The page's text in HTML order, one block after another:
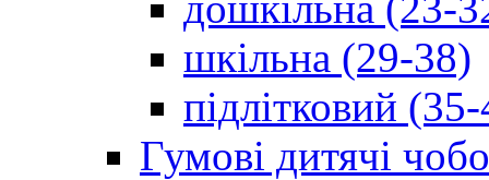
шкільна (29-38)
підлітковий
Гумові дитячі